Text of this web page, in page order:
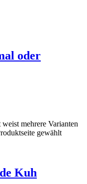
oder
mehrere Varianten
gewählt
Kuh